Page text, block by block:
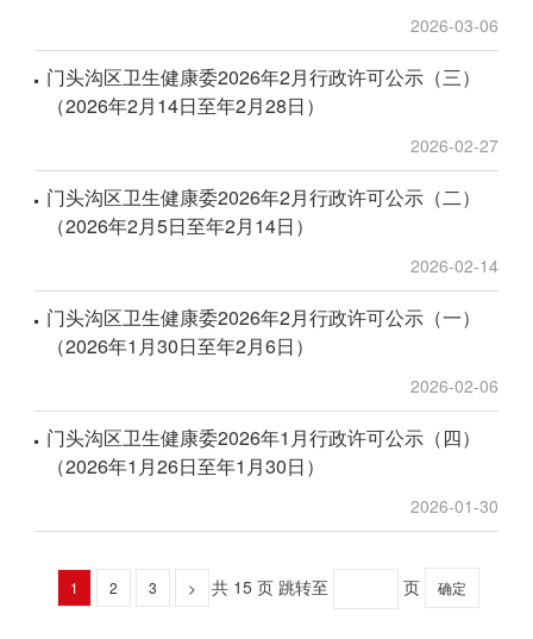
2026-03-06
门头沟区卫生健康委2026年2月行政许可公示（三）
（2026年2月14日至年2月28日）
2026-02-27
门头沟区卫生健康委2026年2月行政许可公示（二）
（2026年2月5日至年2月14日）
2026-02-14
门头沟区卫生健康委2026年2月行政许可公示（一）
（2026年1月30日至年2月6日）
2026-02-06
门头沟区卫生健康委2026年1月行政许可公示（四）
（2026年1月26日至年1月30日）
2026-01-30
1 2 3 > 共 15 页 跳转至 页 确定